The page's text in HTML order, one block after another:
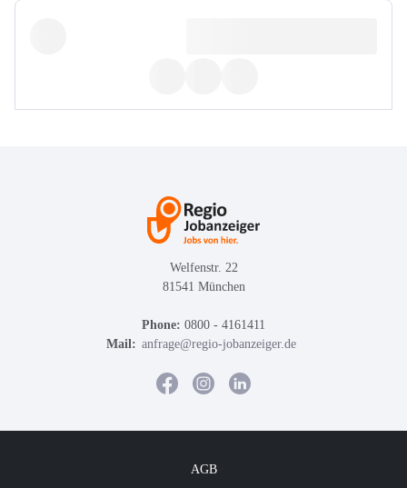
Welfenstr. 22
81541 München
Phone: 0800 - 4161411
Mail: anfrage@regio-jobanzeiger.de
AGB